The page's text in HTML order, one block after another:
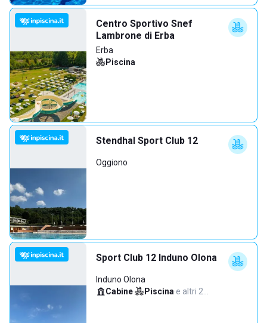
Centro Sportivo Snef
Lambrone di Erba
Erba
Piscina
Stendhal Sport Club 12
Oggiono
Sport Club 12 Induno Olona
Induno Olona
Cabine· Piscina·e altri 2…